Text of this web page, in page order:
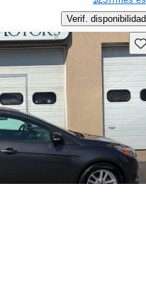
Verif. disponibilidad